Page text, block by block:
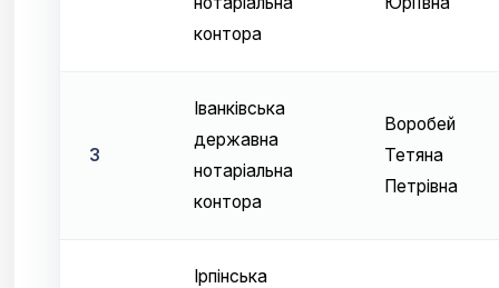
контора
3
Іванківська
державна
нотаріальна
контора
Воробей
Тетяна
Петрівна
Ірпінська